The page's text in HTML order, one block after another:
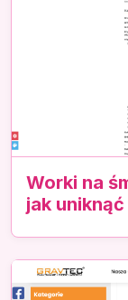
Worki na
jak